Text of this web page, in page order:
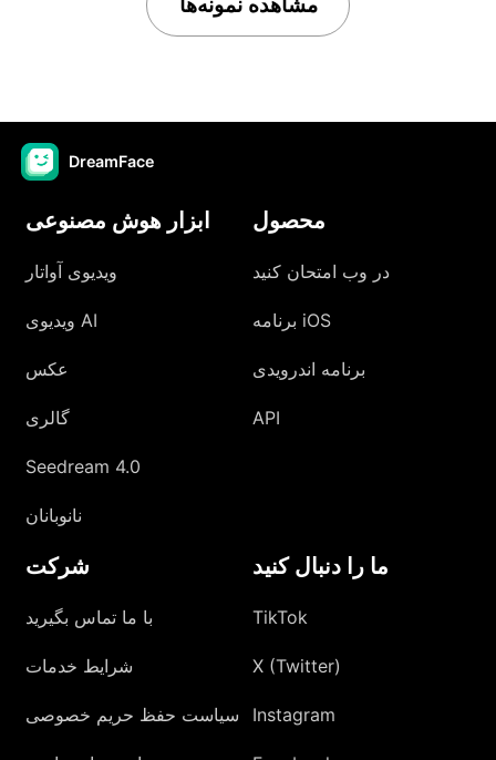
مشاهده نمونه‌ها
DreamFace
ابزار هوش مصنوعی
ویدیوی آواتار
ویدیوی AI
عکس
گالری
Seedream 4.0
نانوبانان
محصول
در وب امتحان کنید
برنامه iOS
برنامه اندرویدی
API
شرکت
با ما تماس بگیرید
شرایط خدمات
سیاست حفظ حریم خصوصی
ما را دنبال کنید
TikTok
X (Twitter)
Instagram